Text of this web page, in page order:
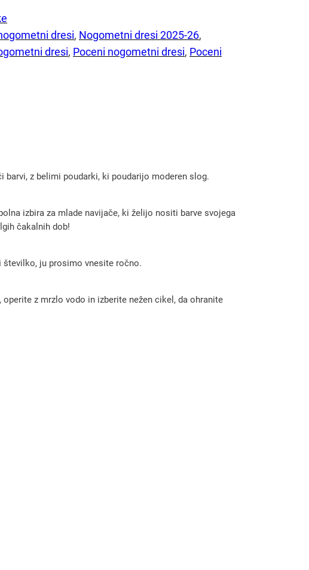
dresi, Nogometni dresi 2025-26
dresi, Poceni nogometni dresi, Poceni
z belimi poudarki, ki poudarijo moderen slog.
izbira za mlade navijače, ki želijo nositi barve svojega
čakalnih dob!
številko, ju prosimo vnesite ročno.
z mrzlo vodo in izberite nežen cikel, da ohranite